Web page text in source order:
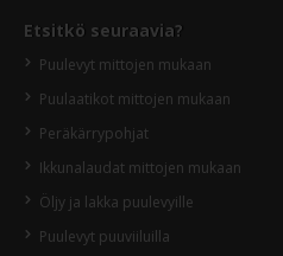
Etsitkö seuraavia?
Puulevyt mittojen mukaan
Puulaatikot mittojen mukaan
Peräkärrypohjat
Ikkunalaudat mittojen mukaan
Öljy ja lakka puulevyille
Puulevyt puuviiluilla